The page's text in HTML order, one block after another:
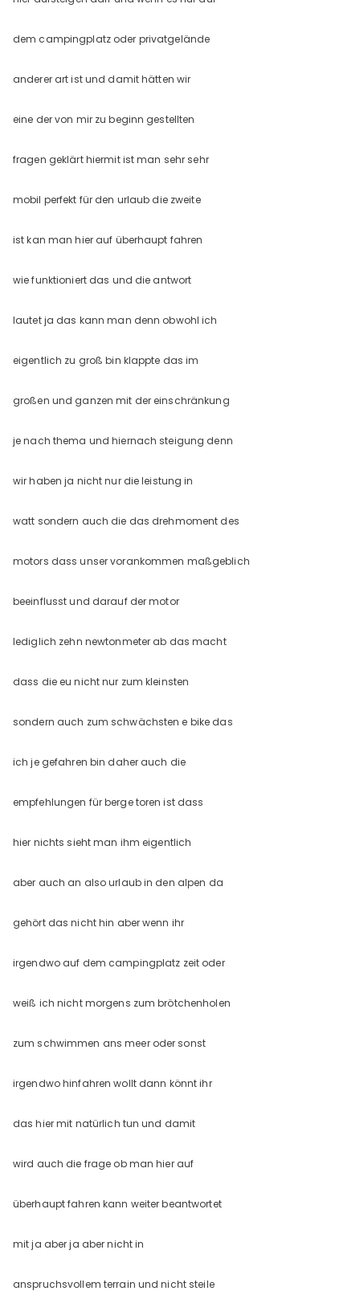
dem campingplatz oder privatgelände
anderer art ist und damit hätten wir
eine der von mir zu beginn gestellten
fragen geklärt hiermit ist man sehr sehr
mobil perfekt für den urlaub die zweite
ist kan man hier auf überhaupt fahren
wie funktioniert das und die antwort
lautet ja das kann man denn obwohl ich
eigentlich zu groß bin klappte das im
großen und ganzen mit der einschränkung
je nach thema und hiernach steigung denn
wir haben ja nicht nur die leistung in
watt sondern auch die das drehmoment des
motors dass unser vorankommen maßgeblich
beeinflusst und darauf der motor
lediglich zehn newtonmeter ab das macht
dass die eu nicht nur zum kleinsten
sondern auch zum schwächsten e bike das
ich je gefahren bin daher auch die
empfehlungen für berge toren ist dass
hier nichts sieht man ihm eigentlich
aber auch an also urlaub in den alpen da
gehört das nicht hin aber wenn ihr
irgendwo auf dem campingplatz zeit oder
weiß ich nicht morgens zum brötchenholen
zum schwimmen ans meer oder sonst
irgendwo hinfahren wollt dann könnt ihr
das hier mit natürlich tun und damit
wird auch die frage ob man hier auf
überhaupt fahren kann weiter beantwortet
mit ja aber ja aber nicht in
anspruchsvollem terrain und nicht steile